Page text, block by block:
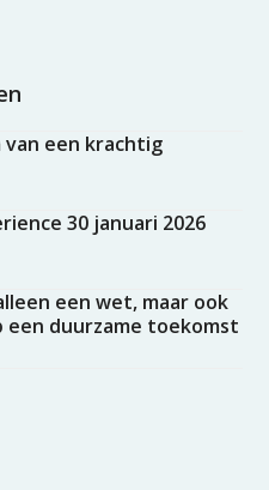
een krachtig
30 januari 2026
een wet, maar ook
een duurzame toekomst